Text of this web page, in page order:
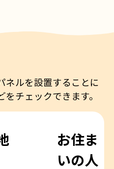
ネルを設置することに
チェックできます。
お住ま
いの人